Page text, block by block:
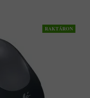
RAKTÁRON